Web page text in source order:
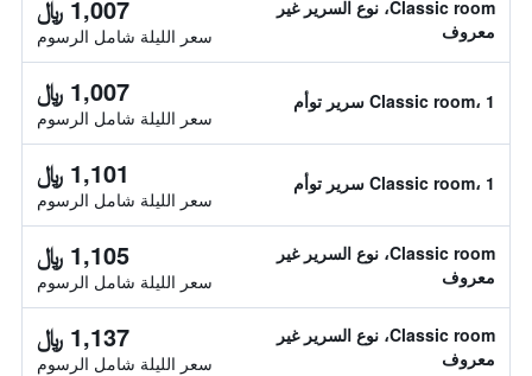
Classic room، نوع السرير غير
معروف
1,007 ﷼
سعر الليلة شامل الرسوم
Classic room، 1 سرير توأم 1,007 ﷼
سعر الليلة شامل الرسوم
Classic room، 1 سرير توأم 1,101 ﷼
سعر الليلة شامل الرسوم
Classic room، نوع السرير غير
معروف
1,105 ﷼
سعر الليلة شامل الرسوم
Classic room، نوع السرير غير
معروف
1,137 ﷼
سعر الليلة شامل الرسوم